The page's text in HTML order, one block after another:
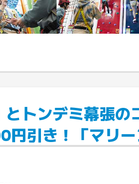
トンデミ幕張の
円引き！「マリ